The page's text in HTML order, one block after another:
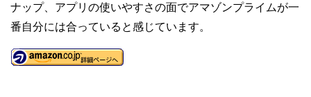
ナップ、アプリの使いやすさの面でアマゾンプライムが一
番自分には合っていると感じています。